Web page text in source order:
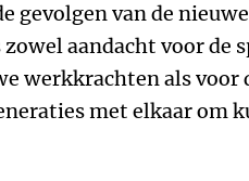
gevolgen van de
aandacht voor de
werkkrachten als voor
met elkaar om